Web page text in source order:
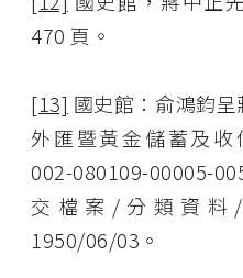
470 頁。
[13] 國史館：俞鴻鈞
外匯暨黃金儲蓄及
002-080109-00005-
交檔案/分類資料/
1950/06/03。